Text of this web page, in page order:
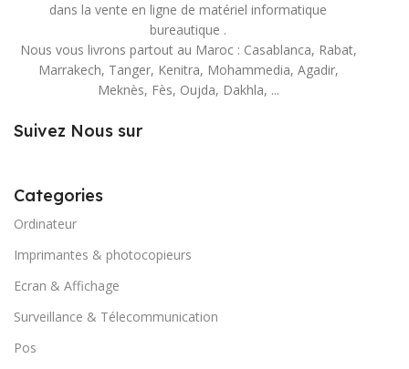
dans la vente en ligne de matériel informatique
bureautique .
Nous vous livrons partout au Maroc : Casablanca, Rabat,
Marrakech, Tanger, Kenitra, Mohammedia, Agadir,
Meknès, Fès, Oujda, Dakhla, ...
Suivez Nous sur
Categories
Ordinateur
Imprimantes & photocopieurs
Ecran & Affichage
Surveillance & Télecommunication
Pos